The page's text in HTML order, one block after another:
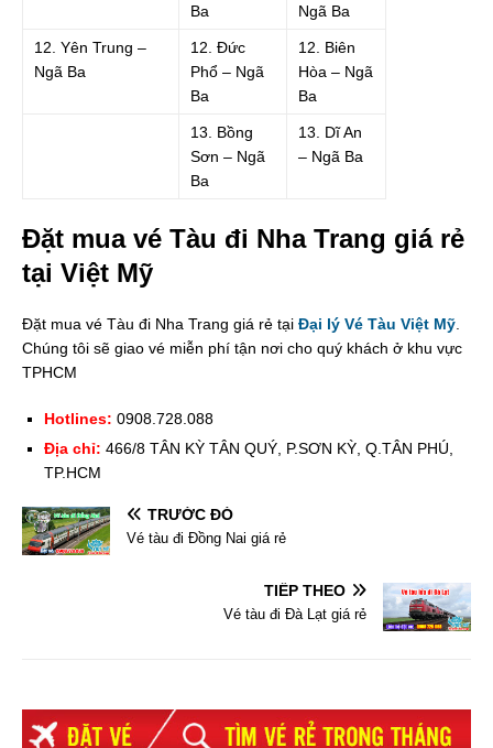
Ba
Ngã Ba
12. Yên Trung –
Ngã Ba
12. Đức
Phổ – Ngã
Ba
12. Biên
Hòa – Ngã
Ba
13. Bồng
Sơn – Ngã
Ba
13. Dĩ An
– Ngã Ba
Đặt mua vé Tàu đi Nha Trang giá rẻ
tại Việt Mỹ
Đặt mua vé Tàu đi Nha Trang giá rẻ tại Đại lý Vé Tàu Việt Mỹ
Chúng tôi sẽ giao vé miễn phí tận nơi cho quý khách ở khu vực
TPHCM
Hotlines: 0908.728.088
Địa chỉ: 466/8 TÂN KỲ TÂN QUÝ, P.SƠN KỲ, Q.TÂN PHÚ,
TP.HCM
TRƯỚC ĐÓ
Vé tàu đi Đồng Nai giá rẻ
TIẾP THEO
Vé tàu đi Đà Lạt giá rẻ